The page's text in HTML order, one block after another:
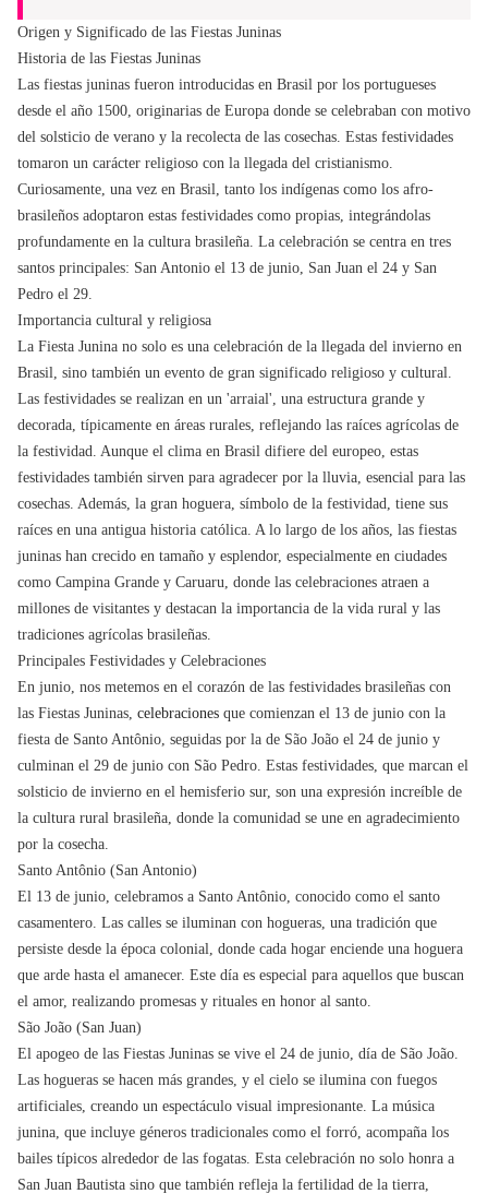
Origen y Significado de las Fiestas Juninas
Historia de las Fiestas Juninas
Las fiestas juninas fueron introducidas en Brasil por los portugueses
desde el año 1500, originarias de Europa donde se celebraban con motivo
del solsticio de verano y la recolecta de las cosechas. Estas festividades
tomaron un carácter religioso con la llegada del cristianismo.
Curiosamente, una vez en Brasil, tanto los indígenas como los afro-
brasileños adoptaron estas festividades como propias, integrándolas
profundamente en la cultura brasileña. La celebración se centra en tres
santos principales: San Antonio el 13 de junio, San Juan el 24 y San
Pedro el 29.
Importancia cultural y religiosa
La Fiesta Junina no solo es una celebración de la llegada del invierno en
Brasil, sino también un evento de gran significado religioso y cultural.
Las festividades se realizan en un 'arraial', una estructura grande y
decorada, típicamente en áreas rurales, reflejando las raíces agrícolas de
la festividad. Aunque el clima en Brasil difiere del europeo, estas
festividades también sirven para agradecer por la lluvia, esencial para las
cosechas. Además, la gran hoguera, símbolo de la festividad, tiene sus
raíces en una antigua historia católica. A lo largo de los años, las fiestas
juninas han crecido en tamaño y esplendor, especialmente en ciudades
como Campina Grande y Caruaru, donde las celebraciones atraen a
millones de visitantes y destacan la importancia de la vida rural y las
tradiciones agrícolas brasileñas.
Principales Festividades y Celebraciones
En junio, nos metemos en el corazón de las festividades brasileñas con
las Fiestas Juninas, celebraciones que comienzan el 13 de junio con la
fiesta de Santo Antônio, seguidas por la de São João el 24 de junio y
culminan el 29 de junio con São Pedro. Estas festividades, que marcan el
solsticio de invierno en el hemisferio sur, son una expresión increíble de
la cultura rural brasileña, donde la comunidad se une en agradecimiento
por la cosecha.
Santo Antônio (San Antonio)
El 13 de junio, celebramos a Santo Antônio, conocido como el santo
casamentero. Las calles se iluminan con hogueras, una tradición que
persiste desde la época colonial, donde cada hogar enciende una hoguera
que arde hasta el amanecer. Este día es especial para aquellos que buscan
el amor, realizando promesas y rituales en honor al santo.
São João (San Juan)
El apogeo de las Fiestas Juninas se vive el 24 de junio, día de São João.
Las hogueras se hacen más grandes, y el cielo se ilumina con fuegos
artificiales, creando un espectáculo visual impresionante. La música
junina, que incluye géneros tradicionales como el forró, acompaña los
bailes típicos alrededor de las fogatas. Esta celebración no solo honra a
San Juan Bautista sino que también refleja la fertilidad de la tierra,